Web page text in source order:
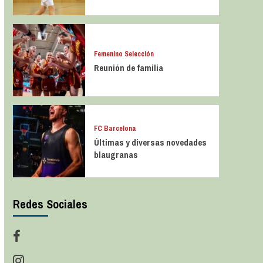
Femenino Selección
Reunión de familia
FC Barcelona
Últimas y diversas novedades
blaugranas
Redes Sociales